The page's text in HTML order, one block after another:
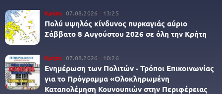
Κρήτη 07.08.2026 13:25
Πολύ υψηλός κίνδυνος πυρκαγιάς αύριο
Σάββατο 8 Αυγούστου 2026 σε όλη την Κρήτη
Κρήτη 07.08.2026 10:26
Ενημέρωση των Πολιτών - Τρόποι Επικοινωνίας
για το Πρόγραμμα «Ολοκληρωμένη
Καταπολέμηση Κουνουπιών στην Περιφέρειας